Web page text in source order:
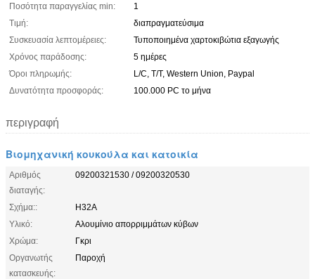
Ποσότητα παραγγελίας min:
1
Τιμή:
διαπραγματεύσιμα
Συσκευασία λεπτομέρειες:
Τυποποιημένα χαρτοκιβώτια εξαγωγής
Χρόνος παράδοσης:
5 ημέρες
Όροι πληρωμής:
L/C, T/T, Western Union, Paypal
Δυνατότητα προσφοράς:
100.000 PC το μήνα
περιγραφή
Βιομηχανική κουκούλα και κατοικία
Αριθμός
διαταγής:
09200321530 / 09200320530
Σχήμα::
H32A
Υλικό:
Αλουμίνιο απορριμμάτων κύβων
Χρώμα:
Γκρι
Οργανωτής
κατασκευής:
Παροχή